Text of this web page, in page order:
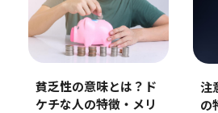
貧乏性の意味とは？ド
ケチな人の特徴・メリ
注
の